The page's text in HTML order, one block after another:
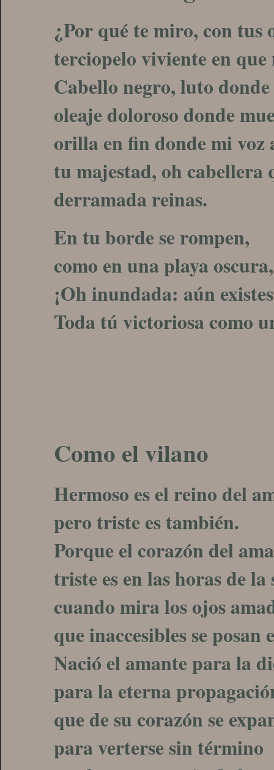
¿Por qué te miro, con tus
terciopelo viviente en
Cabello negro, luto
oleaje doloroso donde
orilla en fin donde mi voz
tu majestad, oh cabellera
derramada reinas.
En tu borde se rompen,
como en una playa
¡Oh inundada: aún
Toda tú victoriosa como
Como el vilano
Hermoso es el reino del
pero triste es también.
Porque el corazón del
triste es en las horas de la
cuando mira los ojos
que inaccesibles se posan
Nació el amante para la
para la eterna
que de su corazón se
para verterse sin término